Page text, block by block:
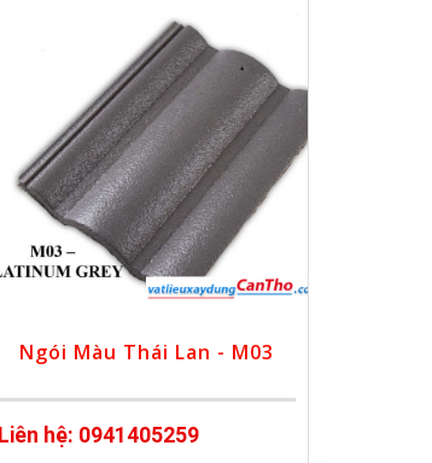
Ngói Màu Thái Lan - M03
Liên hệ: 0941405259